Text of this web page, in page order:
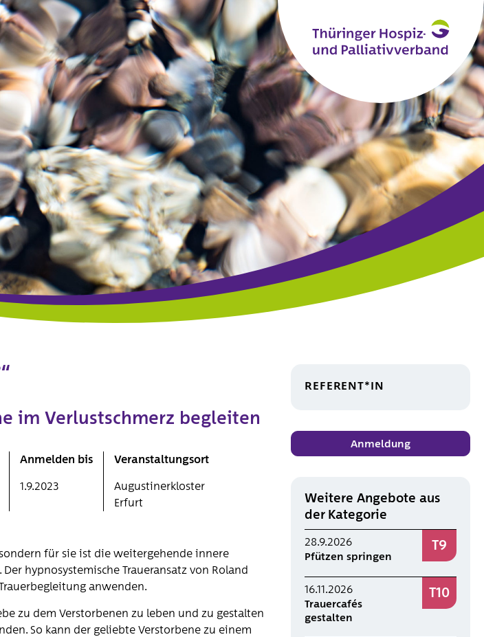
im Verlustschmerz begleiten
Anmelden bis
1.9.2023
Veranstaltungsort
Augustinerkloster
Erfurt
für sie ist die weitergehende innere
hypnosystemische Traueransatz von Roland
anwenden.
zu dem Verstorbenen zu leben und zu gestalten
So kann der geliebte Verstorbene zu einem
REFERENT*IN
Anmeldung
Weitere Angebote aus
der Kategorie
T9
28.9.2026
Pfützen springen
T10
16.11.2026
Trauercafés
gestalten